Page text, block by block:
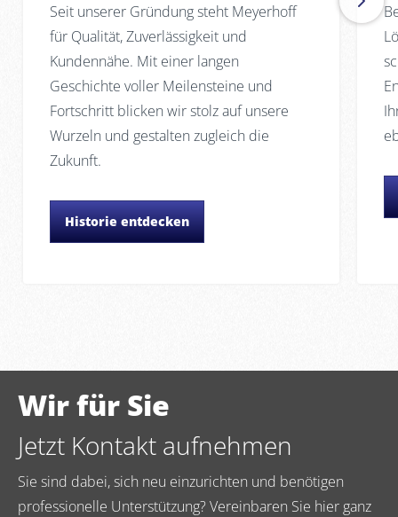
Seit unserer Gründung steht Meyerhoff
für Qualität, Zuverlässigkeit und
Kundennähe. Mit einer langen
Geschichte voller Meilensteine und
Fortschritt blicken wir stolz auf unsere
Wurzeln und gestalten zugleich die
Zukunft.
Historie entdecken
Wir für Sie
Jetzt Kontakt aufnehmen
Sie sind dabei, sich neu einzurichten und benötigen
professionelle Unterstützung? Vereinbaren Sie hier ganz